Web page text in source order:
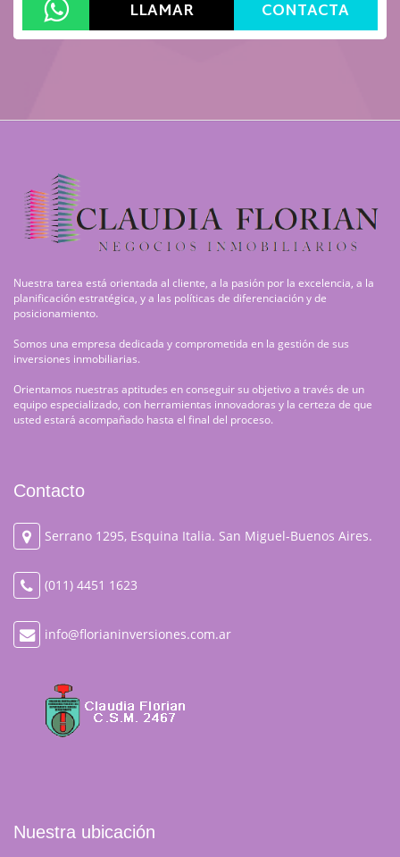
Nuestra tarea está orientada al cliente, a la pasión por la excelencia, a la
planificación estratégica, y a las políticas de diferenciación y de
posicionamiento.
Somos una empresa dedicada y comprometida en la gestión de sus
inversiones inmobiliarias.
Orientamos nuestras aptitudes en conseguir su objetivo a través de un
equipo especializado, con herramientas innovadoras y la certeza de que
usted estará acompañado hasta el final del proceso.
Contacto
Serrano 1295, Esquina Italia. San Miguel-Buenos Aires.
(011) 4451 1623
info@florianinversiones.com.ar
Nuestra ubicación